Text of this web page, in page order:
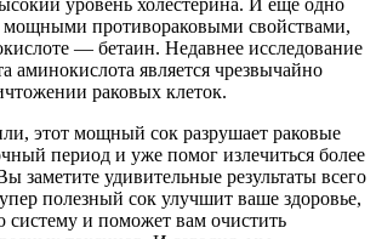
мощными противораковыми свойствами,
— бетаин. Недавнее исследование
аминокислота является чрезвычайно
раковых клеток.
этот мощный сок разрушает раковые
период и уже помог излечиться более
заметите удивительные результаты всего
полезный сок улучшит ваше здоровье,
и поможет вам очистить